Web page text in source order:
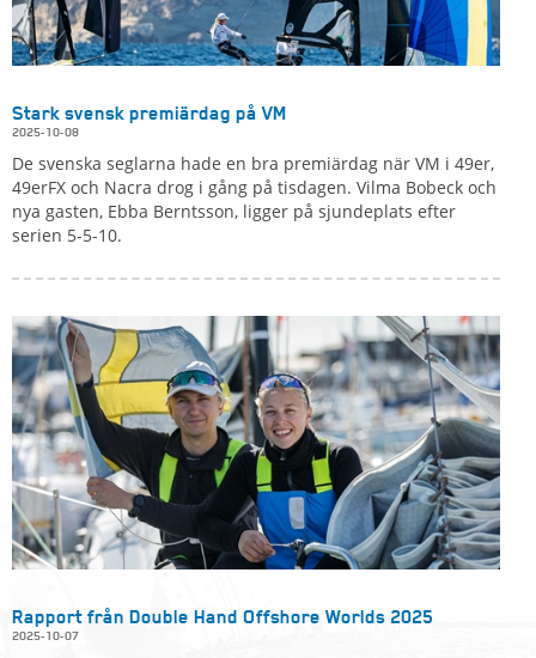
Stark svensk premiärdag på VM
2025-10-08
De svenska seglarna hade en bra premiärdag när VM i 49er,
49erFX och Nacra drog i gång på tisdagen. Vilma Bobeck och
nya gasten, Ebba Berntsson, ligger på sjundeplats efter
serien 5-5-10.
Rapport från Double Hand Offshore Worlds 2025
2025-10-07